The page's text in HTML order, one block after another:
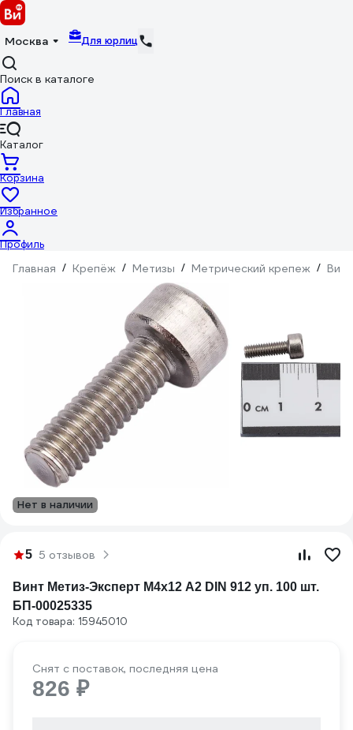
Москва Для юрлиц
Поиск в каталоге
Главная
Каталог
Корзина
Избранное
Профиль
Главная / Крепёж / Метизы / Метрический крепеж /
Нет в наличии
5 5 отзывов
Винт Метиз-Эксперт М4х12 А2 DIN 912 уп. 100 шт.
БП-00025335
Код товара: 15945010
Снят с поставок, последняя цена
826 ₽